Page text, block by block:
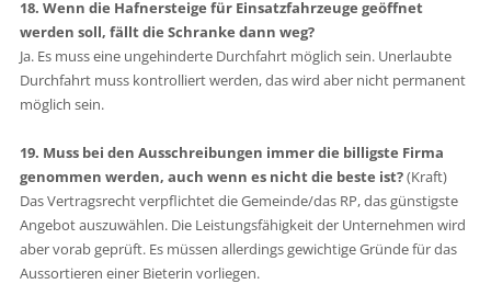
18. Wenn die Hafnersteige für Einsatzfahrzeuge geöffnet
werden soll, fällt die Schranke dann weg?
Ja. Es muss eine ungehinderte Durchfahrt möglich sein. Unerlaubte
Durchfahrt muss kontrolliert werden, das wird aber nicht permanent
möglich sein.
19. Muss bei den Ausschreibungen immer die billigste Firma
genommen werden, auch wenn es nicht die beste ist?(Kraft)
Das Vertragsrecht verpflichtet die Gemeinde/das RP, das günstigste
Angebot auszuwählen. Die Leistungsfähigkeit der Unternehmen wird
aber vorab geprüft. Es müssen allerdings gewichtige Gründe für das
Aussortieren einer Bieterin vorliegen.